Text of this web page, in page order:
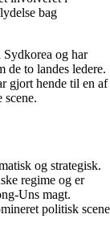
bag
og har
de to landes ledere.
gjort hende til en af
scene.
og strategisk.
regime og er
Uns magt.
politisk scene